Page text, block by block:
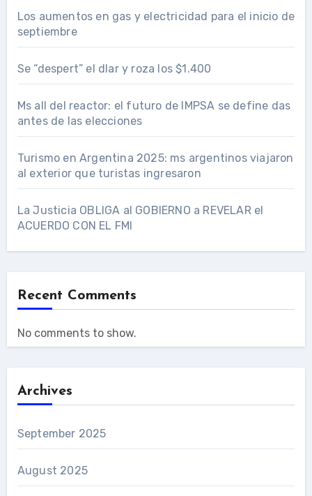
Los aumentos en gas y electricidad para el inicio de
septiembre
Se “despert” el dlar y roza los $1.400
Ms all del reactor: el futuro de IMPSA se define das
antes de las elecciones
Turismo en Argentina 2025: ms argentinos viajaron
al exterior que turistas ingresaron
La Justicia OBLIGA al GOBIERNO a REVELAR el
ACUERDO CON EL FMI
Recent Comments
No comments to show.
Archives
September 2025
August 2025